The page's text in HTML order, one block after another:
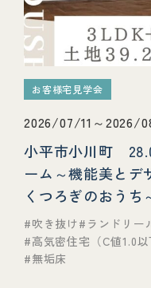
お客様宅見学会
2026/07/11～2026/
小平市小川町
ーム～機能美とデ
くつろぎのおうち
吹き抜け ランドリー
高気密住宅（C値1.0以
無垢床